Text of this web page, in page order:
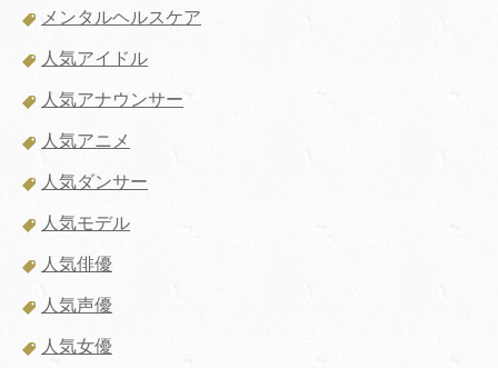
メンタルヘルスケア
人気アイドル
人気アナウンサー
人気アニメ
人気ダンサー
人気モデル
人気俳優
人気声優
人気女優